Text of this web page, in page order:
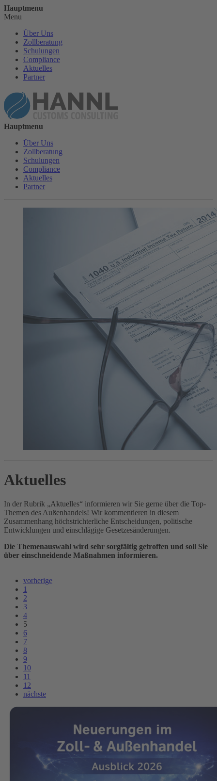
Hauptmenu
Menu
Über Uns
Zollberatung
Schulungen
Compliance
Aktuelles
Partner
Hauptmenu
Über Uns
Zollberatung
Schulungen
Compliance
Aktuelles
Partner
Aktuelles
In der Rubrik „Aktuelles“ informieren wir Sie gerne über die Top-
Themen des Außenhandels! Wir kommentieren in diesem
Zusammenhang höchstrichterliche Entscheidungen, politische
Entwicklungen und einschlägige Gesetzesänderungen.
Die Themenauswahl wird sehr sorgfältig getroffen und soll Sie
über einschneidende Maßnahmen informieren.
vorherige
1
2
3
4
5
6
7
8
9
10
11
12
nächste